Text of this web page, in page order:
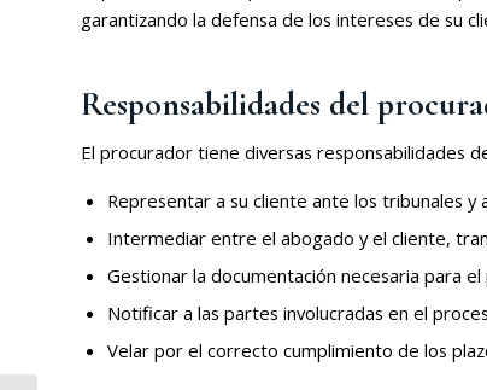
garantizando la defensa de los intereses de su
Responsabilidades del
El procurador tiene diversas responsabilidades
Representar a su cliente ante los tribunales
Intermediar entre el abogado y el cliente,
Gestionar la documentación necesaria para
Notificar a las partes involucradas en el
Velar por el correcto cumplimiento de los